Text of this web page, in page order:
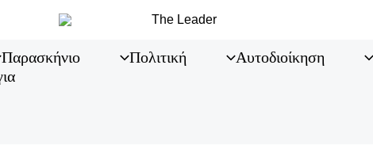
Παρασκήνιο Πολιτική Αυτοδιοίκηση